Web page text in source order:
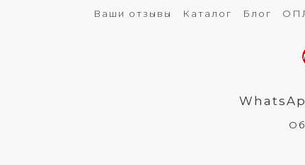
Ваши отзывы Каталог Блог